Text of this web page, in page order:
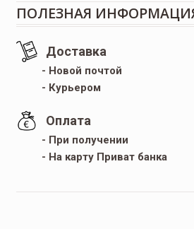
ПОЛЕЗНАЯ
Доставка
- Новой почтой
- Курьером
Оплата
- При получении
- На карту Приват банка